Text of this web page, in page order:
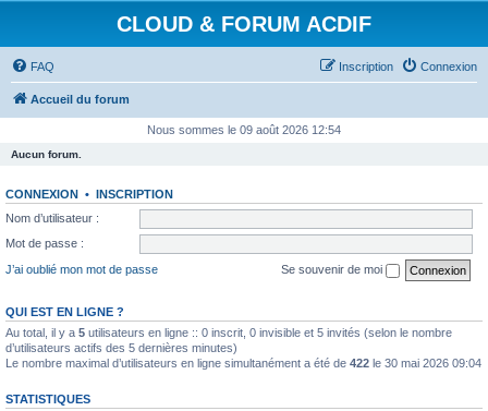
CLOUD & FORUM ACDIF
FAQ Connexion
Inscription
Accueil du forum
Nous sommes le 09 août 2026 12:54
Aucun forum.
CONNEXION • INSCRIPTION
Nom d’utilisateur :
Mot de passe :
J’ai oublié mon mot de passe
Se souvenir de moi
QUI EST EN LIGNE ?
Au total, il y a 5 utilisateurs en ligne :: 0 inscrit, 0 invisible et 5 invités (selon le nombre
d’utilisateurs actifs des 5 dernières minutes)
Le nombre maximal d’utilisateurs en ligne simultanément a été de 422 le 30 mai 2026 09:04
STATISTIQUES